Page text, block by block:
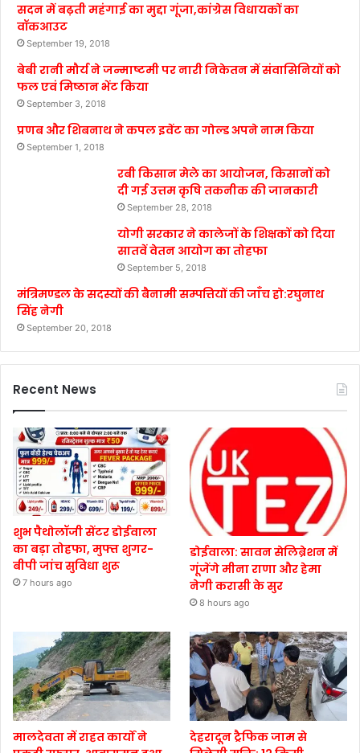
सदन में बढ़ती महंगाई का मुद्दा गूंजा,कांग्रेस विधायकों का
वॉकआउट
September 19, 2018
बेबी रानी मौर्य ने जन्माष्टमी पर नारी निकेतन में संवासिनियों को
फल एवं मिष्ठान भेंट किया
September 3, 2018
प्रणब और शिबनाथ ने कपल इवेंट का गोल्ड अपने नाम किया
September 1, 2018
रबी किसान मेले का आयोजन, किसानों को
दी गई उत्तम कृषि तकनीक की जानकारी
September 28, 2018
योगी सरकार ने कालेजों के शिक्षकों को दिया
सातवें वेतन आयोग का तोहफा
September 5, 2018
मंत्रिमण्डल के सदस्यों की बैनामी सम्पत्तियों की जाँच हो:रघुनाथ
सिंह नेगी
September 20, 2018
Recent News
शुभ पैथोलॉजी सेंटर डोईवाला
का बड़ा तोहफा, मुफ्त शुगर-
बीपी जांच सुविधा शुरू
7 hours ago
डोईवाला: सावन सेलिब्रेशन में
गूंजेंगे मीना राणा और हेमा
नेगी करासी के सुर
8 hours ago
मालदेवता में राहत कार्यों ने
देहरादून ट्रैफिक जाम से